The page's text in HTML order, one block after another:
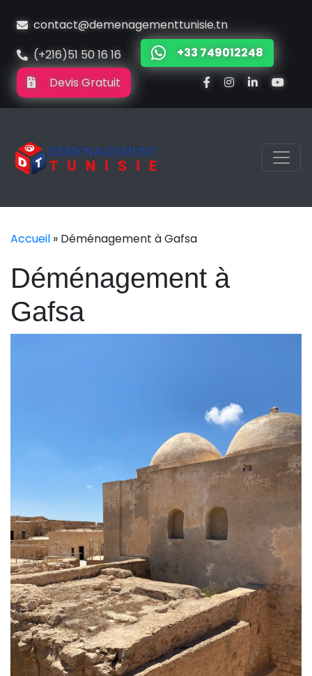
contact@demenagementtunisie.tn
(+216)51 50 16 16
+33 749012248
Devis Gratuit
Accueil » Déménagement à Gafsa
Déménagement à
Gafsa